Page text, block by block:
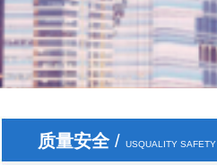
质量安全/ USQUALITY SAFETY